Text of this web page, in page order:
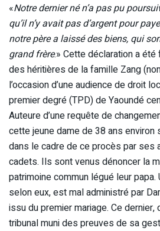
«Notre dernier né n’a pas pu
qu’il n’y avait pas d’argent pour
notre père a laissé des biens, qui
grand frère.» Cette déclaration a été
des héritières de la famille Zang
l’occasion d’une audience de droit
premier degré (TPD) de Yaoundé
Auteure d’une requête de
cette jeune dame de 38 ans environ
dans le cadre de ce procès par
cadets. Ils sont venus dénoncer la
patrimoine commun légué leur papa.
selon eux, est mal administré par
issu du premier mariage. Ce dernier,
tribunal muni des preuves de sa